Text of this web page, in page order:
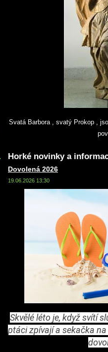
Svatá Barbora , svatý Prokop ,
Horké novinky a
Dovolená 2026
19.06.2026 13:30
Skvělé léto je, když svítí
ptáci zpívají a sekačka